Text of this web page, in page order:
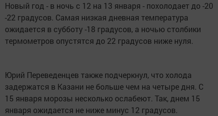
Новый год - в ночь с 12 на 13 января - похолодает до -20
-22 градусов. Самая низкая дневная температура
ожидается в субботу -18 градусов, а ночью столбики
термометров опустятся до 22 градусов ниже нуля.
Юрий Переведенцев также подчеркнул, что холода
задержатся в Казани не больше чем на четыре дня. С
15 января морозы несколько ослабеют. Так, днем 15
января ожидается не ниже минус 12 градусов.